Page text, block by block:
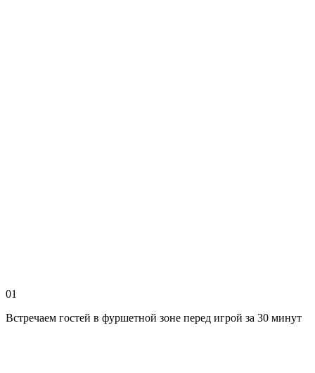
01
Встречаем гостей в фуршетной зоне перед игрой за 30 минут